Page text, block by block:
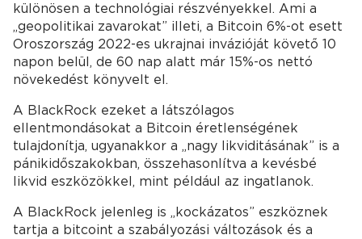
különösen a technológiai részvényekkel. Ami a
„geopolitikai zavarokat” illeti, a Bitcoin 6%-ot esett
Oroszország 2022-es ukrajnai invázióját követő 10
napon belül, de 60 nap alatt már 15%-os nettó
növekedést könyvelt el.
A BlackRock ezeket a látszólagos
ellentmondásokat a Bitcoin éretlenségének
tulajdonítja, ugyanakkor a „nagy likviditásának” is a
pánikidőszakokban, összehasonlítva a kevésbé
likvid eszközökkel, mint például az ingatlanok.
A BlackRock jelenleg is „kockázatos” eszköznek
tartja a bitcoint a szabályozási változások és a